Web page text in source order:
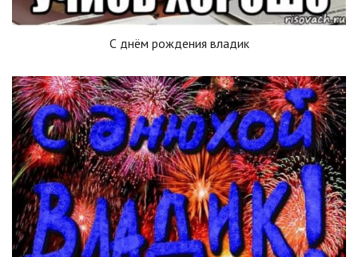
С днём рождения владик